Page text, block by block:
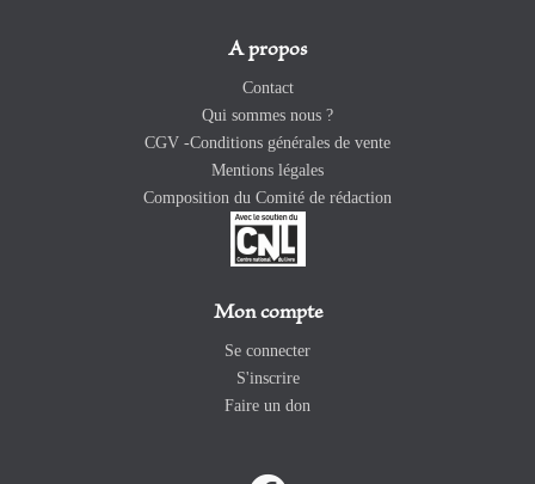
A propos
Contact
Qui sommes nous ?
CGV -Conditions générales de vente
Mentions légales
Composition du Comité de rédaction
Mon compte
Se connecter
S'inscrire
Faire un don